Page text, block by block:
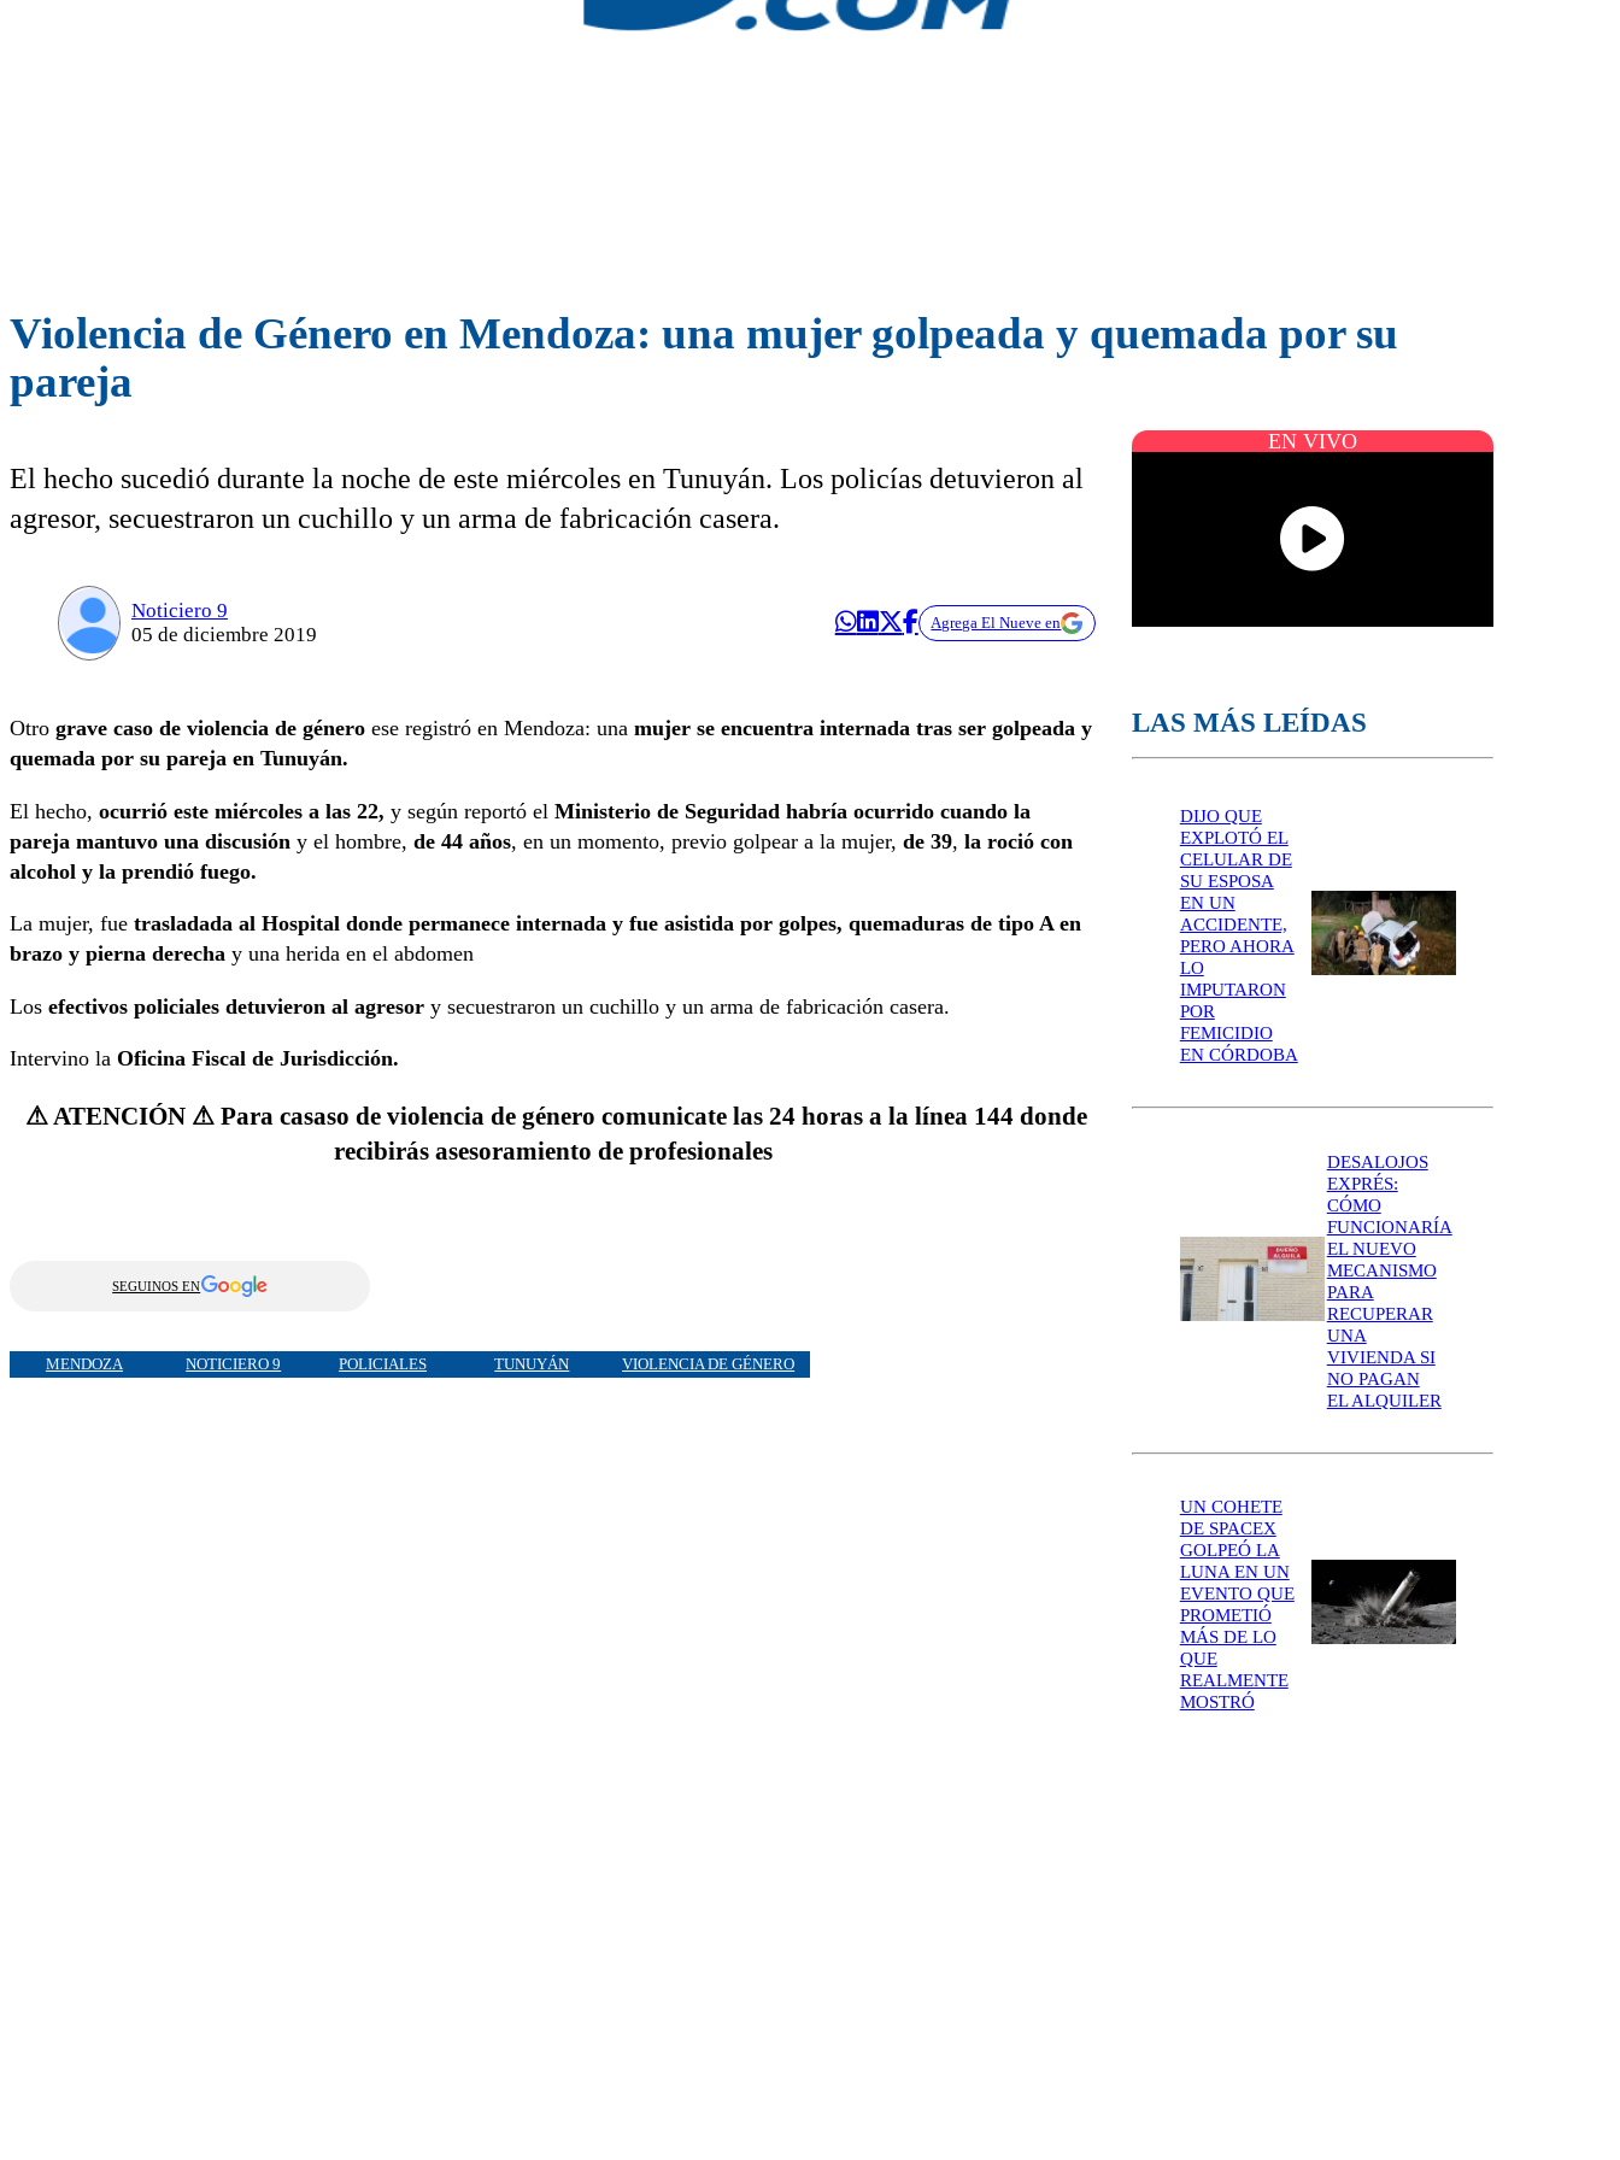
Violencia de Género en Mendoza: una mujer golpeada y quemada por su
pareja
El hecho sucedió durante la noche de este miércoles en Tunuyán. Los policías detuvieron al
agresor, secuestraron un cuchillo y un arma de fabricación casera.
Noticiero 9
05 de diciembre 2019
Agrega El Nueve en
Otro grave caso de violencia de género ese registró en Mendoza: una mujer se encuentra internada tras ser golpeada y
quemada por su pareja en Tunuyán.
El hecho, ocurrió este miércoles a las 22, y según reportó el Ministerio de Seguridad habría ocurrido cuando la
pareja mantuvo una discusión y el hombre, de 44 años, en un momento, previo golpear a la mujer, de 39, la roció con
alcohol y la prendió fuego.
La mujer, fue trasladada al Hospital donde permanece internada y fue asistida por golpes, quemaduras de tipo A en
brazo y pierna derecha y una herida en el abdomen
Los efectivos policiales detuvieron al agresor y secuestraron un cuchillo y un arma de fabricación casera.
Intervino la Oficina Fiscal de Jurisdicción.
⚠ ATENCIÓN ⚠ Para casaso de violencia de género comunicate las 24 horas a la línea 144 donde
recibirás asesoramiento de profesionales
SEGUINOS EN
MENDOZA NOTICIERO 9 POLICIALES TUNUYÁN VIOLENCIA DE GÉNERO
EN VIVO
LAS MÁS LEÍDAS
DIJO QUE
EXPLOTÓ EL
CELULAR DE
SU ESPOSA
EN UN
ACCIDENTE,
PERO AHORA
LO
IMPUTARON
POR
FEMICIDIO
EN CÓRDOBA
DESALOJOS
EXPRÉS:
CÓMO
FUNCIONARÍA
EL NUEVO
MECANISMO
PARA
RECUPERAR
UNA
VIVIENDA SI
NO PAGAN
EL ALQUILER
UN COHETE
DE SPACEX
GOLPEÓ LA
LUNA EN UN
EVENTO QUE
PROMETIÓ
MÁS DE LO
QUE
REALMENTE
MOSTRÓ